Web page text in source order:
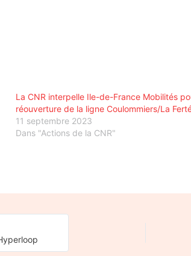
La CNR interpelle Ile-de-France Mobilités
réouverture de la ligne Coulommiers/La
11 septembre 2023
Dans "Actions de la CNR"